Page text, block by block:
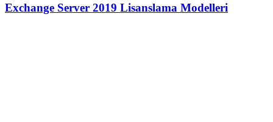
Exchange Server 2019 Lisanslama Modelleri